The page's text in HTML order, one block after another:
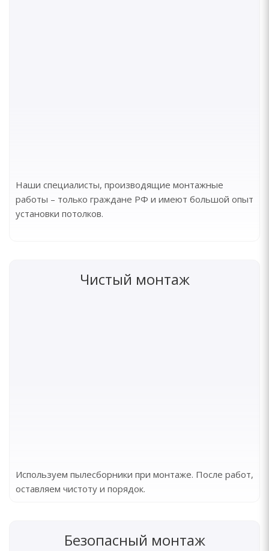
Наши специалисты, производящие монтажные
работы – только граждане РФ и имеют большой опыт
установки потолков.
Чистый монтаж
Используем пылесборники при монтаже. После работ,
оставляем чистоту и порядок.
Безопасный монтаж